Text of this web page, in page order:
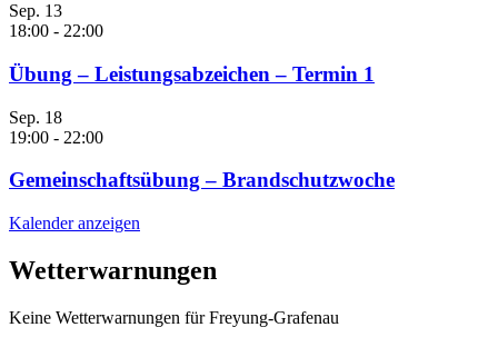
Sep. 13
18:00 - 22:00
Übung – Leistungsabzeichen – Termin 1
Sep. 18
19:00 - 22:00
Gemeinschaftsübung – Brandschutzwoche
Kalender anzeigen
Wetterwarnungen
Keine Wetterwarnungen für Freyung-Grafenau